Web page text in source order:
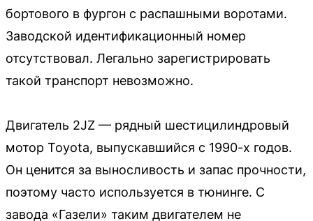
бортового в фургон с распашными воротами.
Заводской идентификационный номер
отсутствовал. Легально зарегистрировать
такой транспорт невозможно.
Двигатель 2JZ — рядный шестицилиндровый
мотор Toyota, выпускавшийся с 1990-х годов.
Он ценится за выносливость и запас прочности,
поэтому часто используется в тюнинге. С
завода «Газели» таким двигателем не